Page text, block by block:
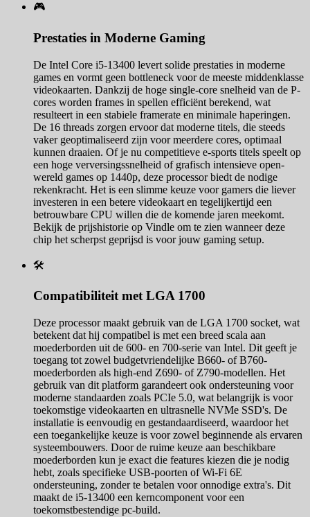
🎮
Prestaties in Moderne Gaming
De Intel Core i5-13400 levert solide prestaties in moderne
games en vormt geen bottleneck voor de meeste middenklasse
videokaarten. Dankzij de hoge single-core snelheid van de P-
cores worden frames in spellen efficiënt berekend, wat
resulteert in een stabiele framerate en minimale haperingen.
De 16 threads zorgen ervoor dat moderne titels, die steeds
vaker geoptimaliseerd zijn voor meerdere cores, optimaal
kunnen draaien. Of je nu competitieve e-sports titels speelt op
een hoge verversingssnelheid of grafisch intensieve open-
wereld games op 1440p, deze processor biedt de nodige
rekenkracht. Het is een slimme keuze voor gamers die liever
investeren in een betere videokaart en tegelijkertijd een
betrouwbare CPU willen die de komende jaren meekomt.
Bekijk de prijshistorie op Vindle om te zien wanneer deze
chip het scherpst geprijsd is voor jouw gaming setup.
🛠️
Compatibiliteit met LGA 1700
Deze processor maakt gebruik van de LGA 1700 socket, wat
betekent dat hij compatibel is met een breed scala aan
moederborden uit de 600- en 700-serie van Intel. Dit geeft je
toegang tot zowel budgetvriendelijke B660- of B760-
moederborden als high-end Z690- of Z790-modellen. Het
gebruik van dit platform garandeert ook ondersteuning voor
moderne standaarden zoals PCIe 5.0, wat belangrijk is voor
toekomstige videokaarten en ultrasnelle NVMe SSD's. De
installatie is eenvoudig en gestandaardiseerd, waardoor het
een toegankelijke keuze is voor zowel beginnende als ervaren
systeembouwers. Door de ruime keuze aan beschikbare
moederborden kun je exact die features kiezen die je nodig
hebt, zoals specifieke USB-poorten of Wi-Fi 6E
ondersteuning, zonder te betalen voor onnodige extra's. Dit
maakt de i5-13400 een kerncomponent voor een
toekomstbestendige pc-build.